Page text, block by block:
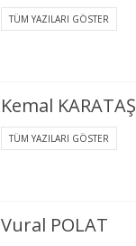
TÜM YAZILARI GÖSTER
Kemal KARATAŞ
TÜM YAZILARI GÖSTER
Vural POLAT